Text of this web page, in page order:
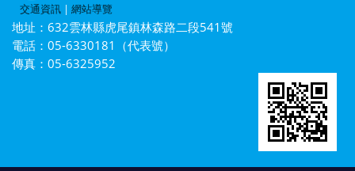
交通資訊 | 網站導覽
地址：632雲林縣虎尾鎮林森路二段541號
電話：05-6330181（代表號）
傳真：05-6325952